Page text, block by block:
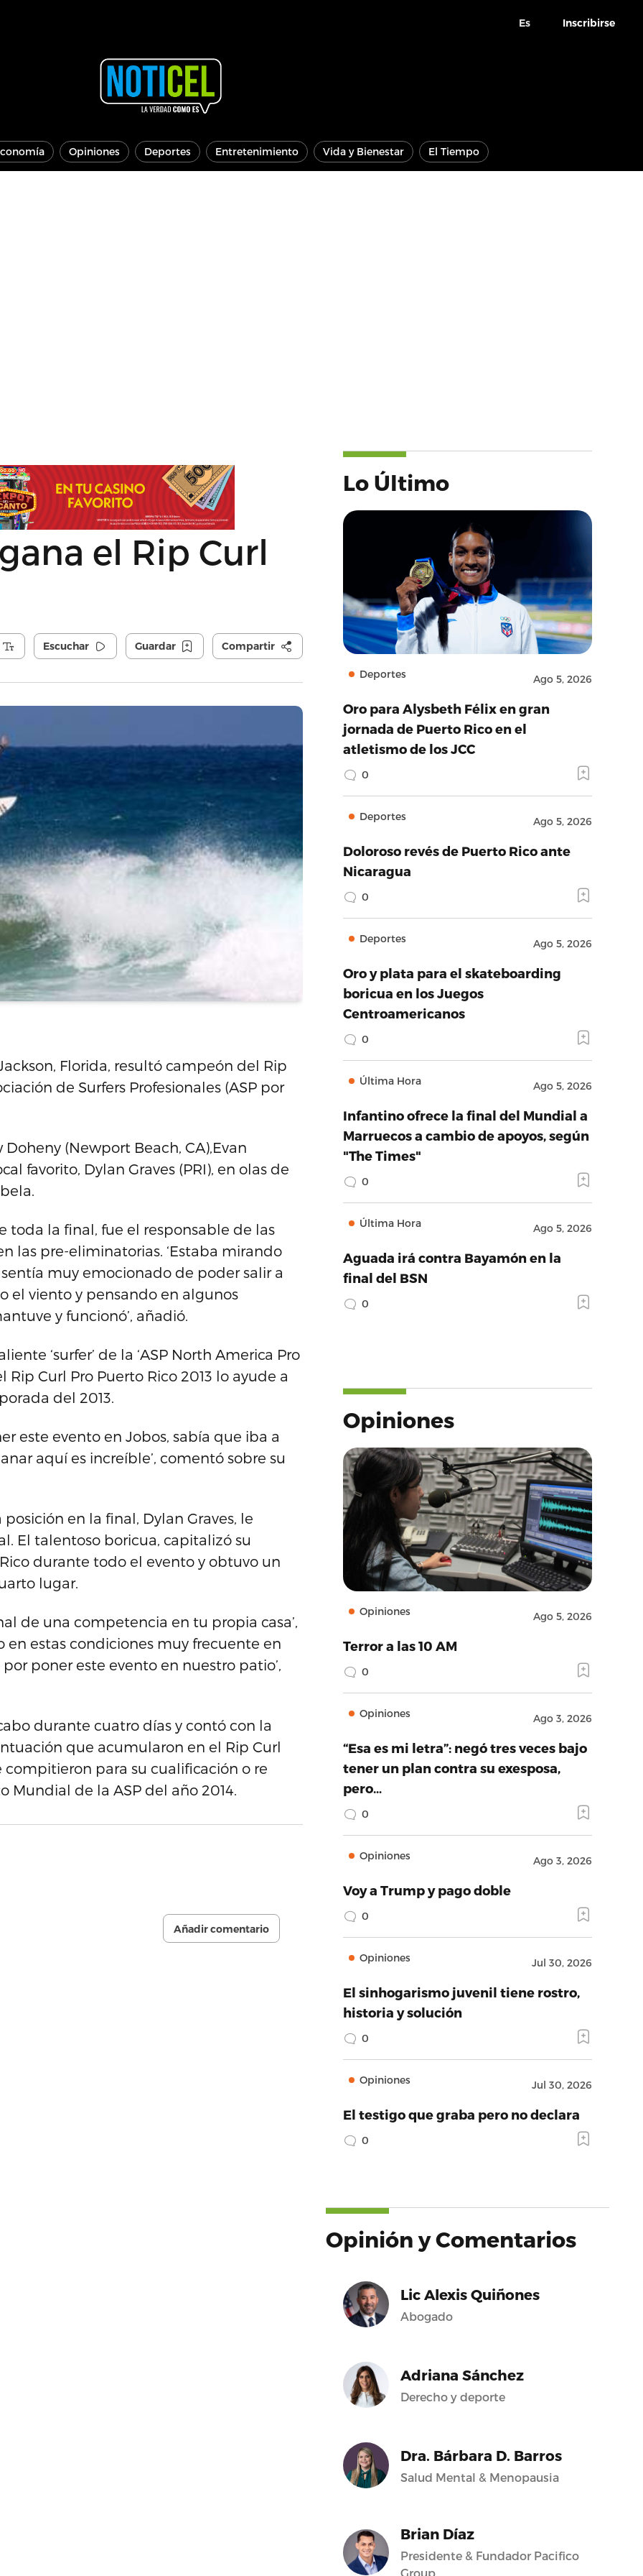
Es Inscribirse
Opiniones Deportes Entretenimiento Vida y Bienestar El Tiempo
el Rip Curl
Escuchar Guardar Compartir
Florida, resultó campeón del Rip
de Surfers Profesionales (ASP por
(Newport Beach, CA),Evan
favorito, Dylan Graves (PRI), en olas de
la final, fue el responsable de las
las pre-eliminatorias. ‘Estaba mirando
muy emocionado de poder salir a
el viento y pensando en algunos
y funcionó’, añadió.
‘surfer’ de la ‘ASP North America Pro
Rip Curl Pro Puerto Rico 2013 lo ayude a
del 2013.
este evento en Jobos, sabía que iba a
aquí es increíble’, comentó sobre su
en la final, Dylan Graves, le
El talentoso boricua, capitalizó su
durante todo el evento y obtuvo un
lugar.
de una competencia en tu propia casa’,
en estas condiciones muy frecuente en
poner este evento en nuestro patio’,
durante cuatro días y contó con la
que acumularon en el Rip Curl
compitieron para su cualificación o re
Mundial de la ASP del año 2014.
Añadir comentario
Lo Último
Deportes Ago 5, 2026
Oro para Alysbeth Félix en gran
jornada de Puerto Rico en el
atletismo de los JCC
0
Deportes Ago 5, 2026
Doloroso revés de Puerto Rico ante
Nicaragua
0
Deportes Ago 5, 2026
Oro y plata para el skateboarding
boricua en los Juegos
Centroamericanos
0
Última Hora Ago 5, 2026
Infantino ofrece la final del Mundial a
Marruecos a cambio de apoyos, según
"The Times"
0
Última Hora Ago 5, 2026
Aguada irá contra Bayamón en la
final del BSN
0
Opiniones
Opiniones Ago 5, 2026
Terror a las 10 AM
0
Opiniones Ago 3, 2026
“Esa es mi letra”: negó tres veces bajo
tener un plan contra su exesposa,
pero…
0
Opiniones Ago 3, 2026
Voy a Trump y pago doble
0
Opiniones Jul 30, 2026
El sinhogarismo juvenil tiene rostro,
historia y solución
0
Opiniones Jul 30, 2026
El testigo que graba pero no declara
0
Opinión y Comentarios
Lic Alexis Quiñones
Abogado
Adriana Sánchez
Derecho y deporte
Dra. Bárbara D. Barros
Salud Mental & Menopausia
Brian Díaz
Presidente & Fundador Pacifico
Group